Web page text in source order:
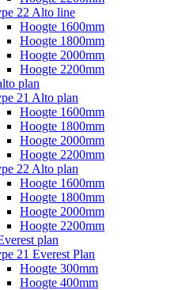
22 Alto line
Hoogte 1600mm
Hoogte 1800mm
Hoogte 2000mm
Hoogte 2200mm
plan
21 Alto plan
Hoogte 1600mm
Hoogte 1800mm
Hoogte 2000mm
Hoogte 2200mm
22 Alto plan
Hoogte 1600mm
Hoogte 1800mm
Hoogte 2000mm
Hoogte 2200mm
plan
21 Everest Plan
Hoogte 300mm
Hoogte 400mm